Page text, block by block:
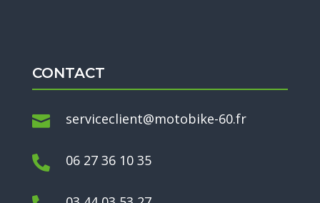
CONTACT
 serviceclient@motobike-60.fr
 06 27 36 10 35